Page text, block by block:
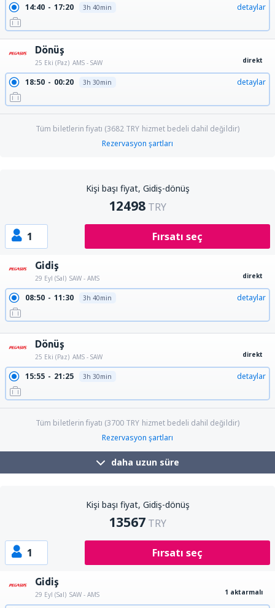
14:40 17:20 3h 40min detaylar
Dönüş
25 Eki (Paz) AMS - SAW direkt
18:50 00:20 3h 30min detaylar
Tüm biletlerin fiyatı (3682 TRY hizmet bedeli dahil değildir)
Rezervasyon şartları
Kişi başı fiyat, Gidiş-dönüş
12498 TRY
1 Fırsatı seç
Gidiş
29 Eyl (Sal) SAW - AMS direkt
08:50 11:30 3h 40min detaylar
Dönüş
25 Eki (Paz) AMS - SAW direkt
15:55 21:25 3h 30min detaylar
Tüm biletlerin fiyatı (3700 TRY hizmet bedeli dahil değildir)
Rezervasyon şartları
daha uzun süre
Kişi başı fiyat, Gidiş-dönüş
13567 TRY
1 Fırsatı seç
Gidiş
29 Eyl (Sal) SAW - AMS 1 aktarmalı